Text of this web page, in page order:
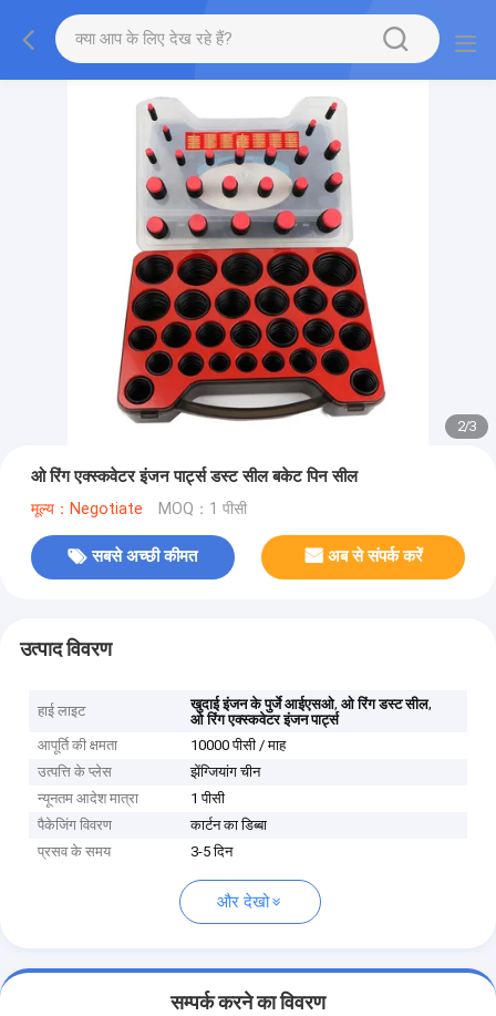
2/3
ओ रिंग एक्स्कवेटर इंजन पार्ट्स डस्ट सील बकेट पिन सील
मूल्य：Negotiate MOQ：1 पीसी
सबसे अच्छी कीमत अब से संपर्क करें
उत्पाद विवरण
हाई लाइट खुदाई इंजन के पुर्जे आईएसओ,ओ रिंग डस्ट सील,
ओ रिंग एक्स्कवेटर इंजन पार्ट्स
आपूर्ति की क्षमता
10000 पीसी / माह
उत्पत्ति के प्लेस
झेंग्जियांग चीन
न्यूनतम आदेश मात्रा
1 पीसी
पैकेजिंग विवरण
कार्टन का डिब्बा
प्रसव के समय
3-5 दिन
और देखो
सम्पर्क करने का विवरण